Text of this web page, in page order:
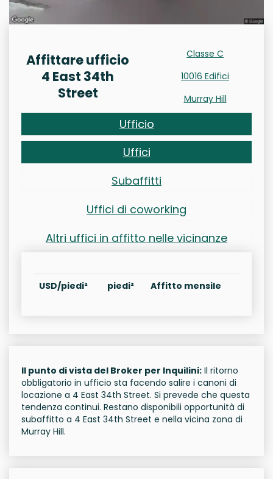
Affittare ufficio
4 East 34th
Street
Classe C
10016 Edifici
Murray Hill
Ufficio
Uffici
Subaffitti
Uffici di coworking
Altri uffici in affitto nelle vicinanze
USD/piedi² piedi² Affitto mensile
Il punto di vista del Broker per Inquilini: Il ritorno
obbligatorio in ufficio sta facendo salire i canoni di
locazione a 4 East 34th Street. Si prevede che questa
tendenza continui. Restano disponibili opportunità di
subaffitto a 4 East 34th Street e nella vicina zona di
Murray Hill.